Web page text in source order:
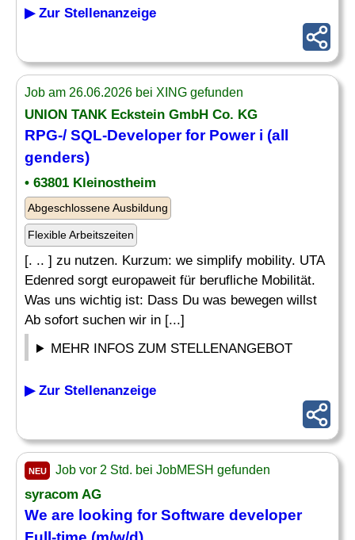
▶ Zur Stellenanzeige
Job am 26.06.2026 bei XING gefunden
UNION TANK Eckstein GmbH Co. KG
RPG-/ SQL-Developerfor Power i (all
genders)
• 63801 Kleinostheim
Abgeschlossene Ausbildung
Flexible Arbeitszeiten
[. .. ] zu nutzen. Kurzum: we simplify mobility. UTA
Edenred sorgt europaweit für berufliche Mobilität.
Was uns wichtig ist: Dass Du was bewegen willst
Ab sofort suchen wir in [...]
MEHR INFOS ZUM STELLENANGEBOT
▶ Zur Stellenanzeige
NEU Job vor 2 Std. bei JobMESH gefunden
syracom AG
We are looking for Software developer